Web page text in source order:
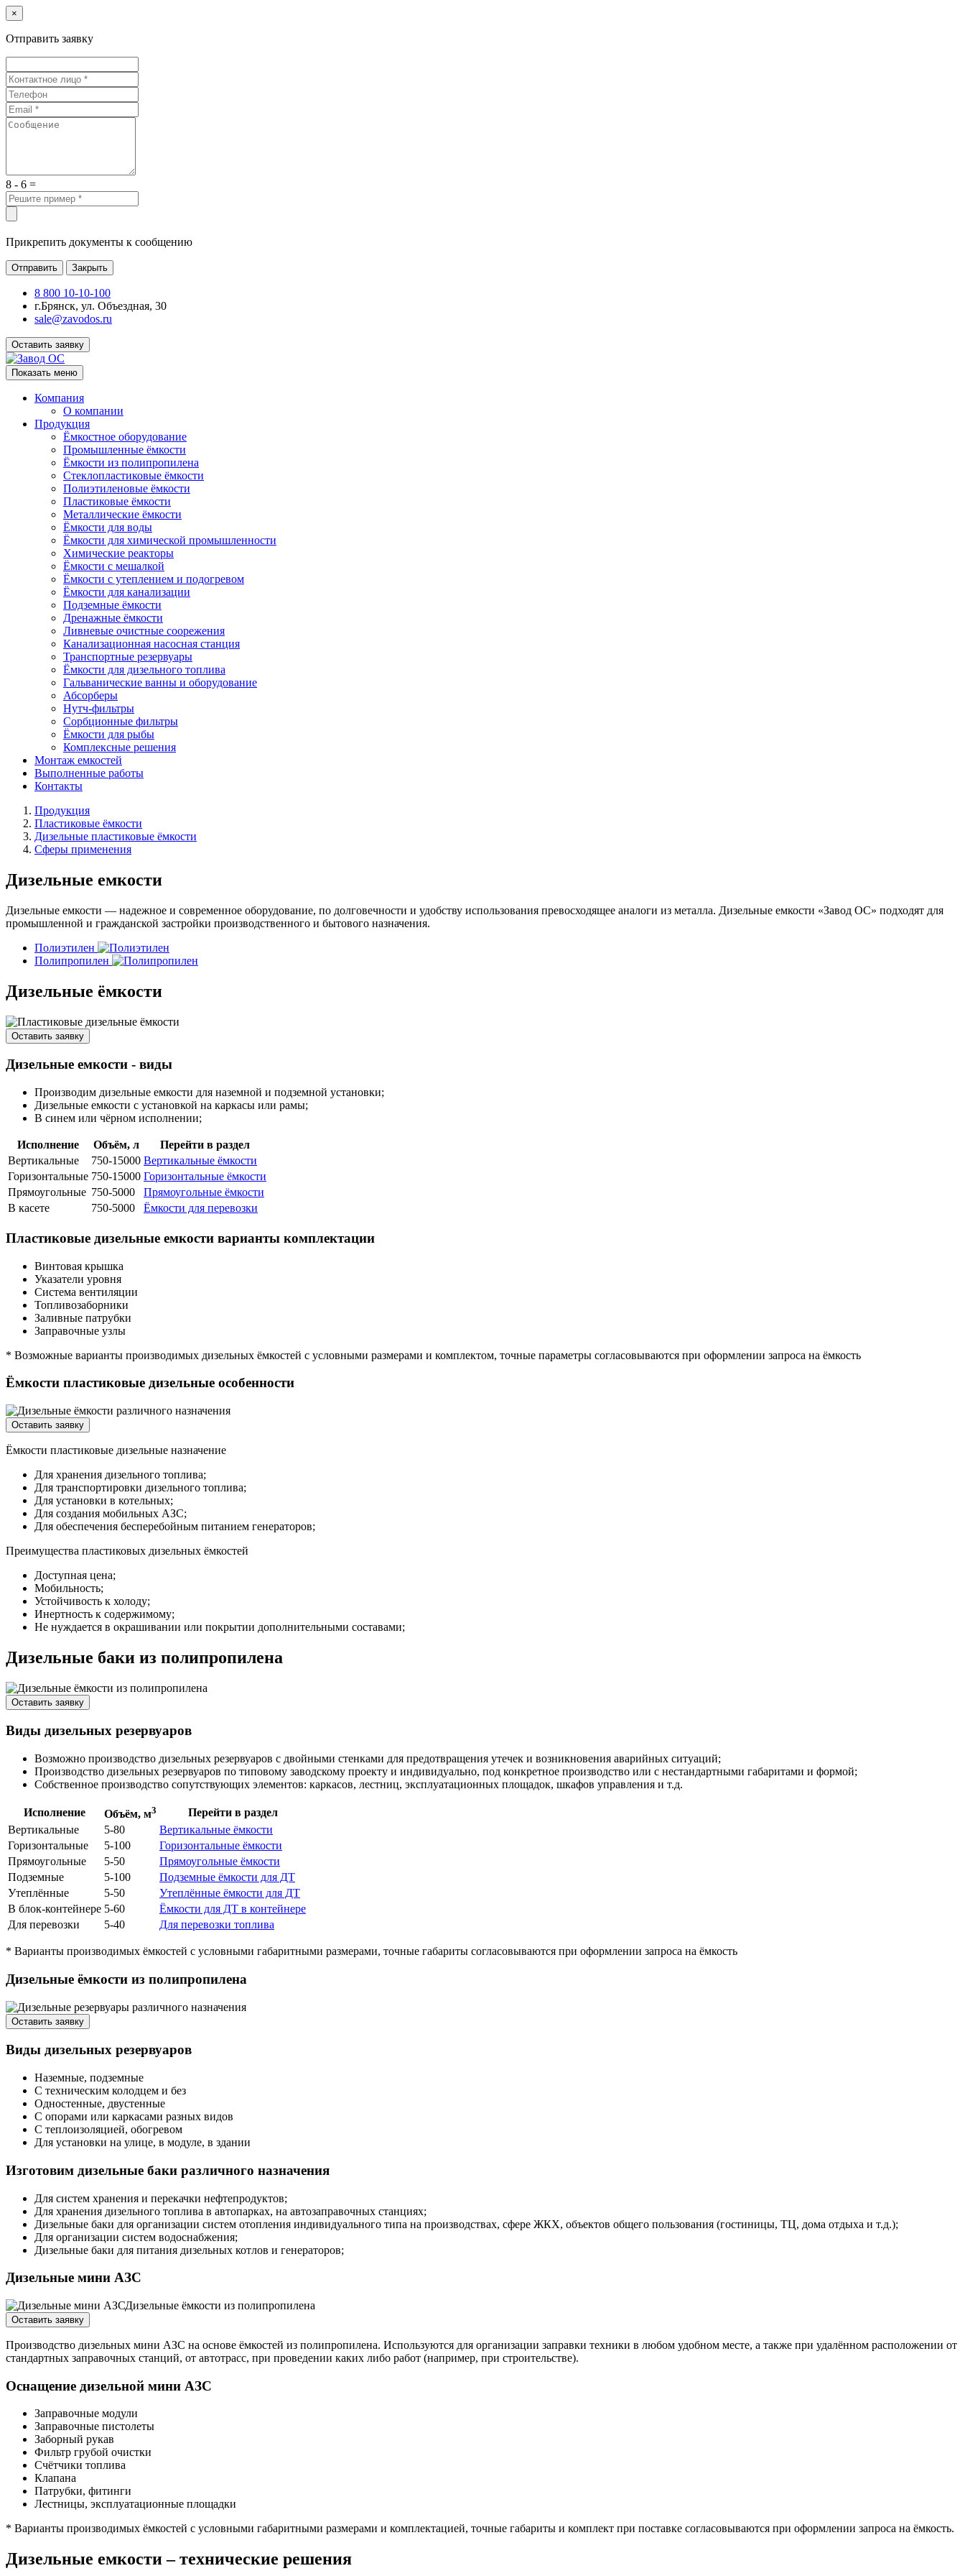
×
Отправить заявку
8 - 6 =
Прикрепить документы к сообщению
Отправить Закрыть
8 800 10-10-100
г.Брянск, ул. Объездная, 30
sale@zavodos.ru
Оставить заявку
Показать меню
Компания
О компании
Продукция
Ёмкостное оборудование
Промышленные ёмкости
Ёмкости из полипропилена
Стеклопластиковые ёмкости
Полиэтиленовые ёмкости
Пластиковые ёмкости
Металлические ёмкости
Ёмкости для воды
Ёмкости для химической промышленности
Химические реакторы
Ёмкости с мешалкой
Ёмкости с утеплением и подогревом
Ёмкости для канализации
Подземные ёмкости
Дренажные ёмкости
Ливневые очистные соорежения
Канализационная насосная станция
Транспортные резервуары
Ёмкости для дизельного топлива
Гальванические ванны и оборудование
Абсорберы
Нутч-фильтры
Сорбционные фильтры
Ёмкости для рыбы
Комплексные решения
Монтаж емкостей
Выполненные работы
Контакты
Продукция
Пластиковые ёмкости
Дизельные пластиковые ёмкости
Сферы применения
Дизельные емкости
Дизельные емкости — надежное и современное оборудование, по долговечности и удобству использования превосходящее аналоги из металла. Дизельные емкости «Завод ОС» подходят для
промышленной и гражданской застройки производственного и бытового назначения.
Полиэтилен
Полипропилен
Дизельные ёмкости
Оставить заявку
Дизельные емкости - виды
Производим дизельные емкости для наземной и подземной установки;
Дизельные емкости с установкой на каркасы или рамы;
В синем или чёрном исполнении;
Исполнение Объём, л
Перейти в раздел
Вертикальные
750-15000 Вертикальные ёмкости
Горизонтальные 750-15000 Горизонтальные ёмкости
Прямоугольные 750-5000
Прямоугольные ёмкости
В касете
750-5000 Ёмкости для перевозки
Пластиковые дизельные емкости варианты комплектации
Винтовая крышка
Указатели уровня
Система вентиляции
Топливозаборники
Заливные патрубки
Заправочные узлы
* Возможные варианты производимых дизельных ёмкостей с условными размерами и комплектом, точные параметры согласовываются при оформлении запроса на ёмкость
Ёмкости пластиковые дизельные особенности
Оставить заявку
Ёмкости пластиковые дизельные назначение
Для хранения дизельного топлива;
Для транспортировки дизельного топлива;
Для установки в котельных;
Для создания мобильных АЗС;
Для обеспечения бесперебойным питанием генераторов;
Преимущества пластиковых дизельных ёмкостей
Доступная цена;
Мобильность;
Устойчивость к холоду;
Инертность к содержимому;
Не нуждается в окрашивании или покрытии дополнительными составами;
Дизельные баки из полипропилена
Оставить заявку
Виды дизельных резервуаров
Возможно производство дизельных резервуаров с двойными стенками для предотвращения утечек и возникновения аварийных ситуаций;
Производство дизельных резервуаров по типовому заводскому проекту и индивидуально, под конкретное производство или с нестандартными габаритами и формой;
Собственное производство сопутствующих элементов: каркасов, лестниц, эксплуатационных площадок, шкафов управления и т.д.
Исполнение Объём, м3
Перейти в раздел
Вертикальные
5-80
Вертикальные ёмкости
Горизонтальные
5-100
Горизонтальные ёмкости
Прямоугольные
5-50
Прямоугольные ёмкости
Подземные
5-100
Подземные ёмкости для ДТ
Утеплённые
5-50
Утеплённые ёмкости для ДТ
В блок-контейнере 5-60
Ёмкости для ДТ в контейнере
Для перевозки
5-40 Для перевозки топлива
* Варианты производимых ёмкостей с условными габаритными размерами, точные габариты согласовываются при оформлении запроса на ёмкость
Дизельные ёмкости из полипропилена
Оставить заявку
Виды дизельных резервуаров
Наземные, подземные
С техническим колодцем и без
Одностенные, двустенные
С опорами или каркасами разных видов
С теплоизоляцией, обогревом
Для установки на улице, в модуле, в здании
Изготовим дизельные баки различного назначения
Для систем хранения и перекачки нефтепродуктов;
Для хранения дизельного топлива в автопарках, на автозаправочных станциях;
Дизельные баки для организации систем отопления индивидуального типа на производствах, сфере ЖКХ, объектов общего пользования (гостиницы, ТЦ, дома отдыха и т.д.);
Для организации систем водоснабжения;
Дизельные баки для питания дизельных котлов и генераторов;
Дизельные мини АЗС
Оставить заявку
Производство дизельных мини АЗС на основе ёмкостей из полипропилена. Используются для организации заправки техники в любом удобном месте, а также при удалённом расположении от
стандартных заправочных станций, от автотрасс, при проведении каких либо работ (например, при строительстве).
Оснащение дизельной мини АЗС
Заправочные модули
Заправочные пистолеты
Заборный рукав
Фильтр грубой очистки
Счётчики топлива
Клапана
Патрубки, фитинги
Лестницы, эксплуатационные площадки
* Варианты производимых ёмкостей с условными габаритными размерами и комплектацией, точные габариты и комплект при поставке согласовываются при оформлении запроса на ёмкость.
Дизельные емкости – технические решения